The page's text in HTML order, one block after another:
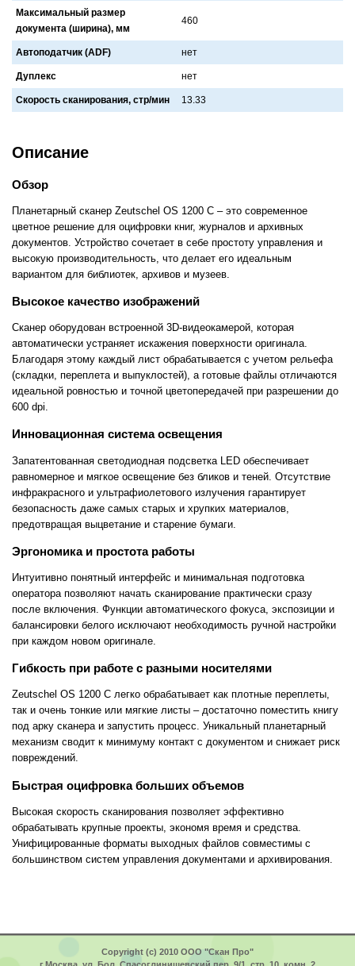
Максимальный размер
документа (ширина), мм
460
Автоподатчик (ADF) нет
Дуплекс нет
Скорость сканирования, стр/мин 13.33
Описание
Обзор
Планетарный сканер Zeutschel OS 1200 C – это современное
цветное решение для оцифровки книг, журналов и архивных
документов. Устройство сочетает в себе простоту управления и
высокую производительность, что делает его идеальным
вариантом для библиотек, архивов и музеев.
Высокое качество изображений
Сканер оборудован встроенной 3D-видеокамерой, которая
автоматически устраняет искажения поверхности оригинала.
Благодаря этому каждый лист обрабатывается с учетом рельефа
(складки, переплета и выпуклостей), а готовые файлы отличаются
идеальной ровностью и точной цветопередачей при разрешении до
600 dpi.
Инновационная система освещения
Запатентованная светодиодная подсветка LED обеспечивает
равномерное и мягкое освещение без бликов и теней. Отсутствие
инфракрасного и ультрафиолетового излучения гарантирует
безопасность даже самых старых и хрупких материалов,
предотвращая выцветание и старение бумаги.
Эргономика и простота работы
Интуитивно понятный интерфейс и минимальная подготовка
оператора позволяют начать сканирование практически сразу
после включения. Функции автоматического фокуса, экспозиции и
балансировки белого исключают необходимость ручной настройки
при каждом новом оригинале.
Гибкость при работе с разными носителями
Zeutschel OS 1200 C легко обрабатывает как плотные переплеты,
так и очень тонкие или мягкие листы – достаточно поместить книгу
под арку сканера и запустить процесс. Уникальный планетарный
механизм сводит к минимуму контакт с документом и снижает риск
повреждений.
Быстрая оцифровка больших объемов
Высокая скорость сканирования позволяет эффективно
обрабатывать крупные проекты, экономя время и средства.
Унифицированные форматы выходных файлов совместимы с
большинством систем управления документами и архивирования.
Copyright (c) 2010 ООО "Скан Про"